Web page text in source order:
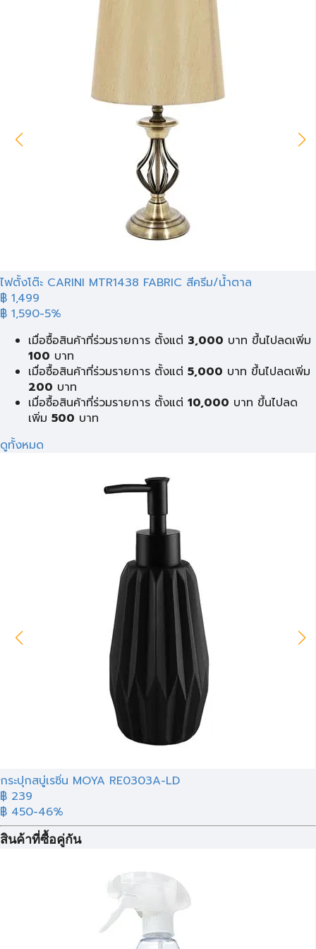
ไฟตั้งโต๊ะ CARINI MTR1438 FABRIC สีครีม/น้ำตาล
฿ 1,499
฿ 1,590-5%
เมื่อซื้อสินค้าที่ร่วมรายการ ตั้งแต่ 3,000 บาท ขึ้นไปลดเพิ่ม
100 บาท
เมื่อซื้อสินค้าที่ร่วมรายการ ตั้งแต่ 5,000 บาท ขึ้นไปลดเพิ่ม
200 บาท
เมื่อซื้อสินค้าที่ร่วมรายการ ตั้งแต่ 10,000 บาท ขึ้นไปลด
เพิ่ม 500 บาท
ดูทั้งหมด
กระปุกสบู่เรซิ่น MOYA RE0303A-LD
฿ 239
฿ 450-46%
สินค้าที่ซื้อคู่กัน